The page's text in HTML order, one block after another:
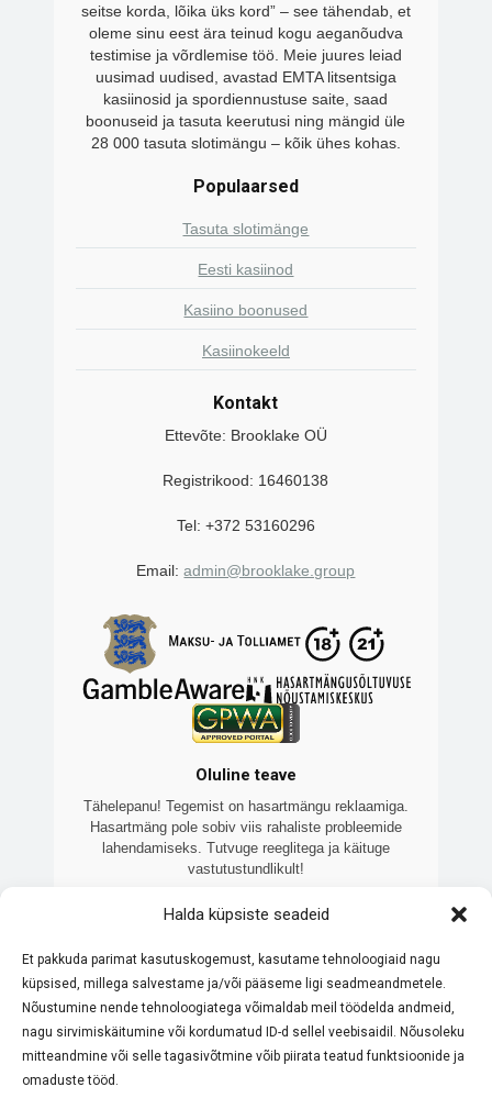
Halda küpsiste seadeid
Et pakkuda parimat kasutuskogemust, kasutame tehnoloogiaid nagu
küpsised, millega salvestame ja/või pääseme ligi seadmeandmetele.
Nõustumine nende tehnoloogiatega võimaldab meil töödelda andmeid,
nagu sirvimiskäitumine või kordumatud ID-d sellel veebisaidil. Nõusoleku
mitteandmine või selle tagasivõtmine võib piirata teatud funktsioonide ja
omaduste tööd.
seitse korda, lõika üks kord” – see tähendab, et
oleme sinu eest ära teinud kogu aeganõudva
testimise ja võrdlemise töö. Meie juures leiad
uusimad uudised, avastad EMTA litsentsiga
kasiinosid ja spordiennustuse saite, saad
boonuseid ja tasuta keerutusi ning mängid üle
28 000 tasuta slotimängu – kõik ühes kohas.
Populaarsed
Tasuta slotimänge
Eesti kasiinod
Kasiino boonused
Kasiinokeeld
Kontakt
Ettevõte: Brooklake OÜ
Registrikood: 16460138
Tel: +372 53160296
Email:admin@brooklake.group
Oluline teave
Tähelepanu! Tegemist on hasartmängu reklaamiga.
Hasartmäng pole sobiv viis rahaliste probleemide
lahendamiseks. Tutvuge reeglitega ja käituge
vastutustundlikult!
Veebilehte 7kasiino.ee haldab Brooklake OÜ
ja tutvustamisele. Meie eesmärk on pakkuda ajakohast ja
objektiivset teavet. Kõik meie koostööpartnerid omavad
Eesti Maksu- ja Tolliameti litsentsi. Palume alati tutvuda
konkreetse kasiino reeglite ja boonustingimustega enne
mängimist. Hasartmäng pole sobiv viis rahaliste
probleemide lahendamiseks – mängi vastutustundlikult.